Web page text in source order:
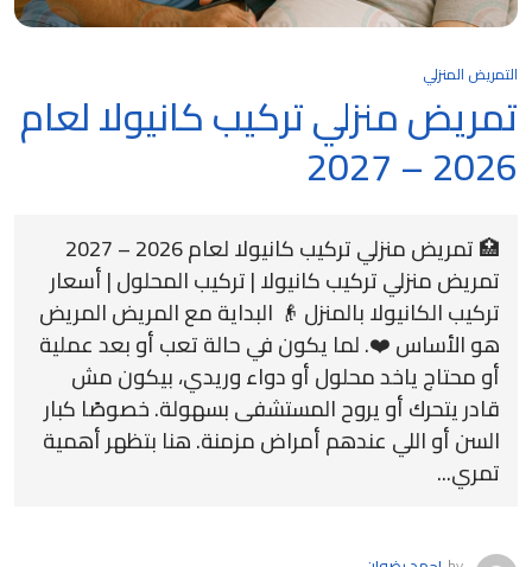
التمريض المنزلي
تمريض منزلي تركيب كانيولا لعام
2026 – 2027
🏥 تمريض منزلي تركيب كانيولا لعام 2026 – 2027
تمريض منزلي تركيب كانيولا | تركيب المحلول | أسعار
تركيب الكانيولا بالمنزل 👴 البداية مع المريض المريض
هو الأساس ❤️. لما يكون في حالة تعب أو بعد عملية
أو محتاج ياخد محلول أو دواء وريدي، بيكون مش
قادر يتحرك أو يروح المستشفى بسهولة. خصوصًا كبار
السن أو اللي عندهم أمراض مزمنة. هنا بتظهر أهمية
تمري...